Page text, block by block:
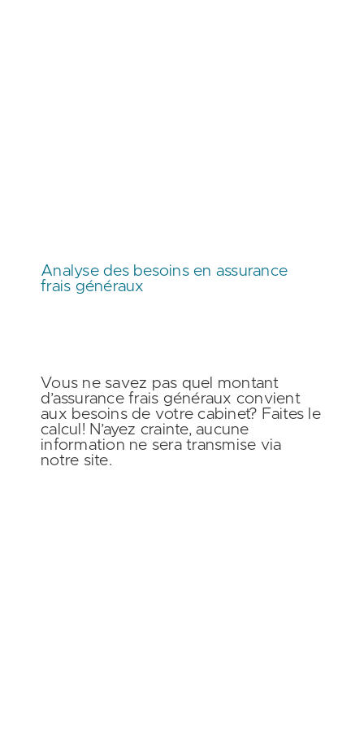
Analyse des besoins en assurance
frais généraux
Vous ne savez pas quel montant
d’assurance frais généraux convient
aux besoins de votre cabinet? Faites le
calcul! N’ayez crainte, aucune
information ne sera transmise via
notre site.